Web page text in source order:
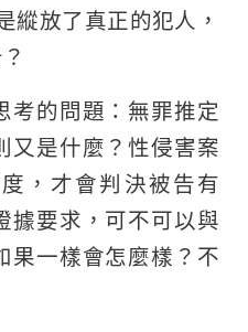
放了真正的犯人，
考的問題：無罪推定
又是什麼？性侵害案
，才會判決被告有
據要求，可不可以與
果一樣會怎麼樣？不